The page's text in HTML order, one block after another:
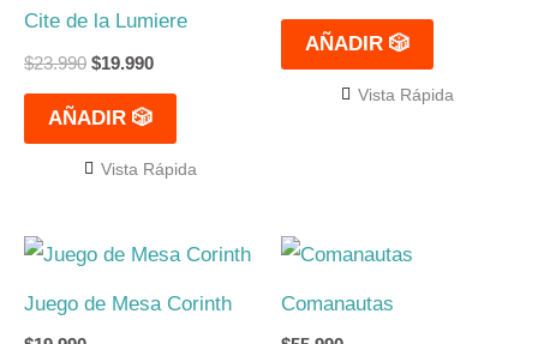
Cite de la Lumiere
$23.990 $19.990
AÑADIR 🎲
Vista Rápida
AÑADIR 🎲
Vista Rápida
Juego de Mesa Corinth Comanautas